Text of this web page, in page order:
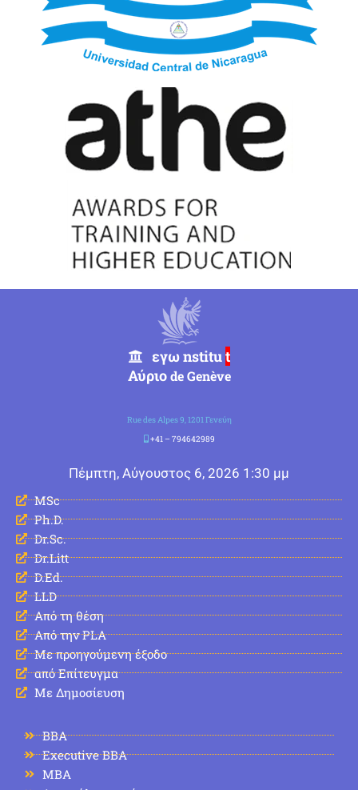
εγω nstitut
Αύριο de Genève
Rue des Alpes 9, 1201 Γενεύη
+41 – 794642989
Πέμπτη, Αύγουστος 6, 2026 1:30 μμ
MSc
Ph.D.
Dr.Sc.
Dr.Litt
D.Ed.
LLD
Από τη θέση
Από την PLA
Με προηγούμενη έξοδο
από Επίτευγμα
Με Δημοσίευση
BBA
Executive BBA
MBA